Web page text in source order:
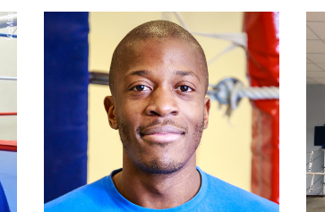
Entraîneur et
membre du
comité de
Paris
E-mail